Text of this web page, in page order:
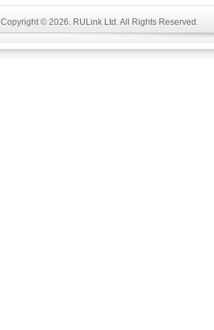
Copyright © 2026. RULink Ltd. All Rights Reserved.